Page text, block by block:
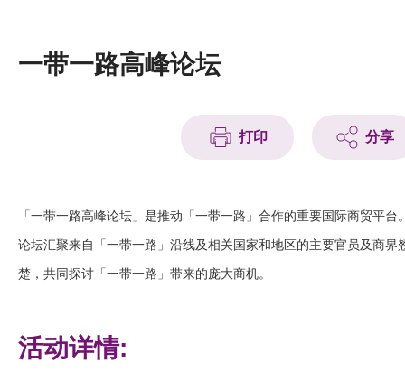
科技分享
会籍
一带一路高峰论坛
打印 分享
「一带一路高峰论坛 」 是推动 「一带一路 」 合作的重要国际商贸平台
论坛汇聚来自
「一带一路 」 沿线及相关国家和地区的主要官员及商界
楚，共同探讨 「一带一路 」 带来的庞大商机。
活动详情: